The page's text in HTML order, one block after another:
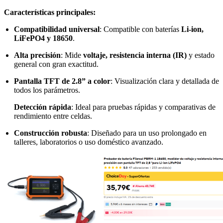
Características principales:
Compatibilidad universal: Compatible con baterías Li-ion,
LiFePO4 y 18650.
Alta precisión: Mide voltaje, resistencia interna (IR) y estado
general con gran exactitud.
Pantalla TFT de 2.8” a color: Visualización clara y detallada de
todos los parámetros.
Detección rápida: Ideal para pruebas rápidas y comparativas de
rendimiento entre celdas.
Construcción robusta: Diseñado para un uso prolongado en
talleres, laboratorios o uso doméstico avanzado.